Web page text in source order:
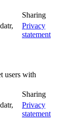
Sharing
Privacy
statement
users with
Sharing
Privacy
statement